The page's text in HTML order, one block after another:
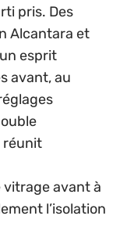
pris. Des
Alcantara et
esprit
avant, au
réunit
vitrage avant à
l’isolation